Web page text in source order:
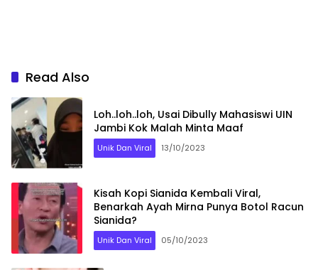
Read Also
Loh..loh..loh, Usai Dibully Mahasiswi UIN
Jambi Kok Malah Minta Maaf
Unik Dan Viral 13/10/2023
Kisah Kopi Sianida Kembali Viral,
Benarkah Ayah Mirna Punya Botol Racun
Sianida?
Unik Dan Viral 05/10/2023